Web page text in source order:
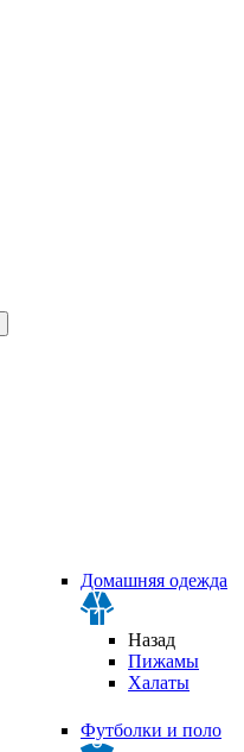
Домашняя одежда
Назад
Пижамы
Халаты
Футболки и поло